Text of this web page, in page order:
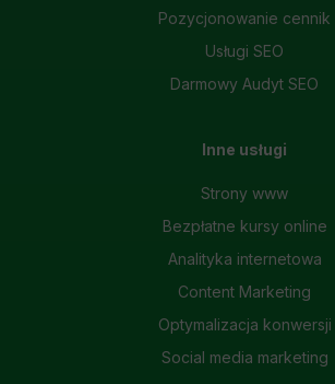
Pozycjonowanie cennik
Usługi SEO
Darmowy Audyt SEO
Inne usługi
Strony www
Bezpłatne kursy online
Analityka internetowa
Content Marketing
Optymalizacja konwersji
Social media marketing